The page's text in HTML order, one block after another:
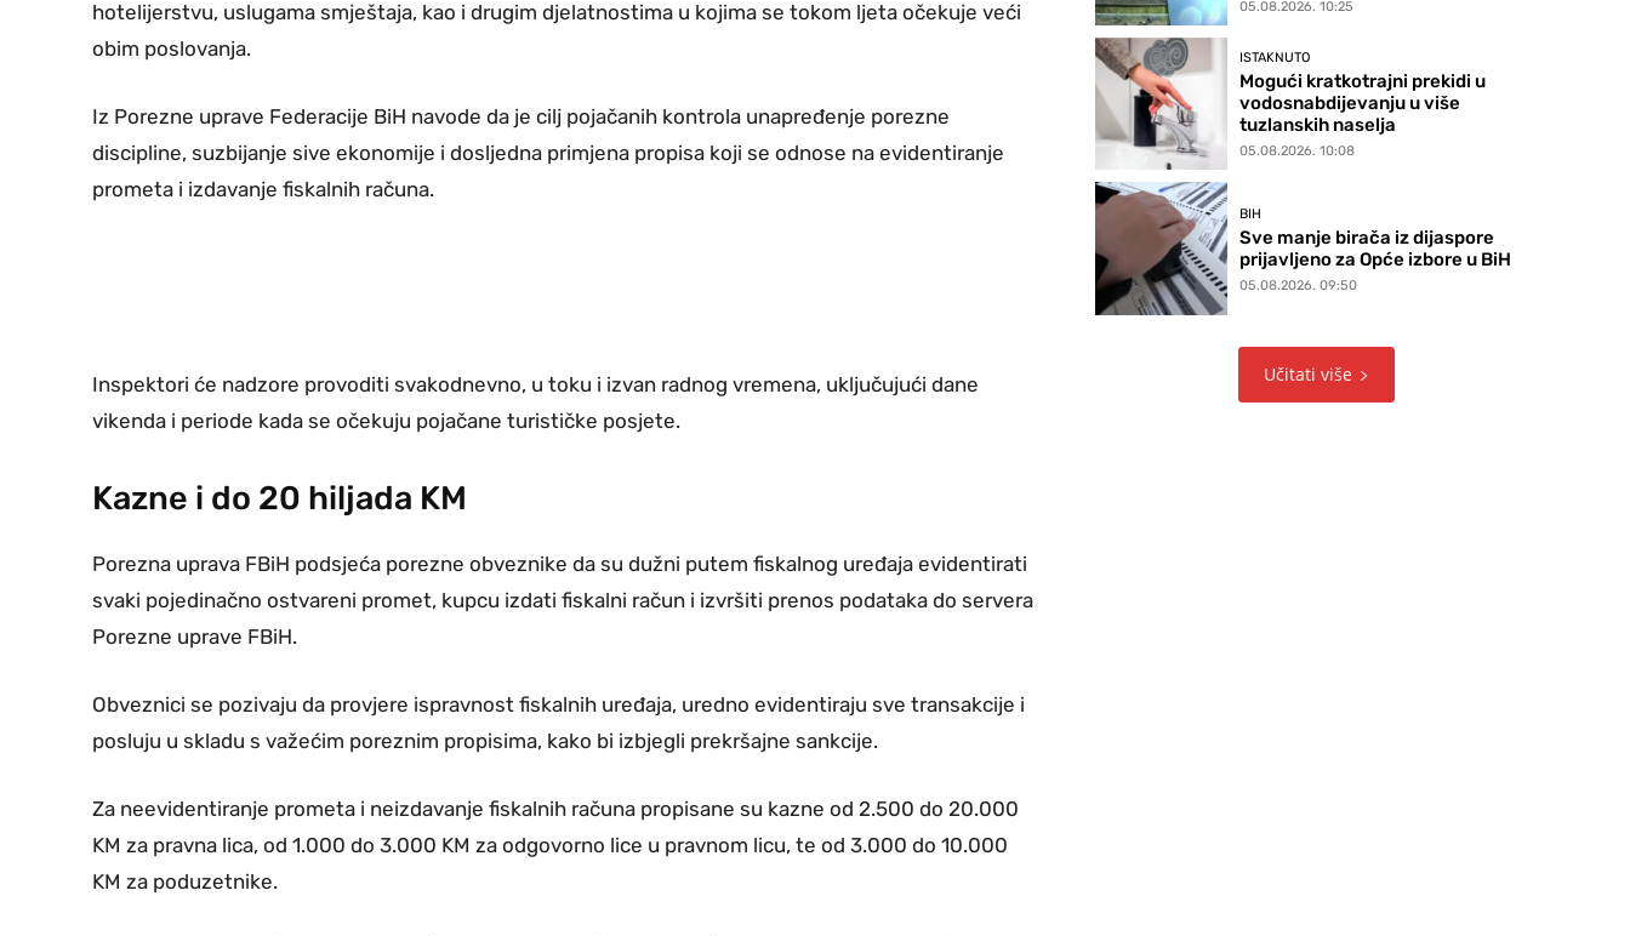
hotelijerstvu, uslugama smještaja, kao i drugim djelatnostima u kojima se tokom ljeta očekuje veći
obim poslovanja.
Iz Porezne uprave Federacije BiH navode da je cilj pojačanih kontrola unapređenje porezne
discipline, suzbijanje sive ekonomije i dosljedna primjena propisa koji se odnose na evidentiranje
prometa i izdavanje fiskalnih računa.
Inspektori će nadzore provoditi svakodnevno, u toku i izvan radnog vremena, uključujući dane
vikenda i periode kada se očekuju pojačane turističke posjete.
Kazne i do 20 hiljada KM
Porezna uprava FBiH podsjeća porezne obveznike da su dužni putem fiskalnog uređaja evidentirati
svaki pojedinačno ostvareni promet, kupcu izdati fiskalni račun i izvršiti prenos podataka do servera
Porezne uprave FBiH.
Obveznici se pozivaju da provjere ispravnost fiskalnih uređaja, uredno evidentiraju sve transakcije i
posluju u skladu s važećim poreznim propisima, kako bi izbjegli prekršajne sankcije.
Za neevidentiranje prometa i neizdavanje fiskalnih računa propisane su kazne od 2.500 do 20.000
KM za pravna lica, od 1.000 do 3.000 KM za odgovorno lice u pravnom licu, te od 3.000 do 10.000
KM za poduzetnike.
05.08.2026. 10:25
ISTAKNUTO
Mogući kratkotrajni prekidi u
vodosnabdijevanju u više
tuzlanskih naselja
05.08.2026. 10:08
BIH
Sve manje birača iz dijaspore
prijavljeno za Opće izbore u BiH
05.08.2026. 09:50
Učitati više